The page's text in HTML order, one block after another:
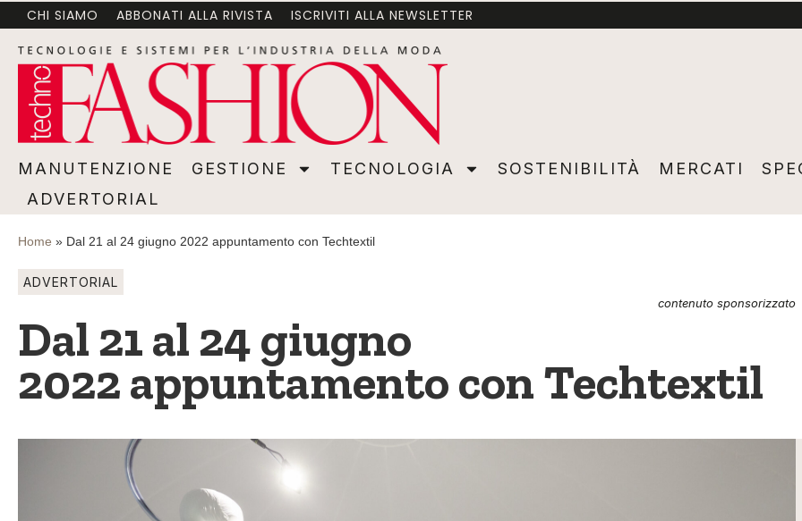
MANUTENZIONE GESTIONE TECNOLOGIA SOSTENIBILITÀ MERCATI SPECIALI VIDEO
CHI SIAMO ABBONATI ALLA RIVISTA ISCRIVITI ALLA NEWSLETTER
MANUTENZIONE GESTIONE TECNOLOGIA SOSTENIBILITÀ MERCATI
ADVERTORIAL
Home » Dal 21 al 24 giugno 2022 appuntamento con Techtextil
ADVERTORIAL
contenuto sponsorizzato
Dal 21 al 24 giugno
2022 appuntamento con Techtextil